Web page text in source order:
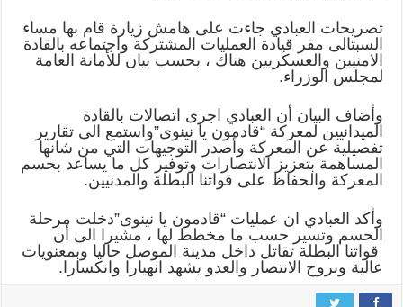
تصريحات العبادي جاءت على هامش زيارة قام بها مساء
السبتالى مقر قيادة العمليات المشتركة واجتماعه بالقادة
الامنيين والعسكريين هناك ، بحسب بيان للأمانة العامة
لمجلس الوزراء.
وأضاف البيان أن العبادي اجرى اتصالات بالقادة
الميدانيين لمعركة “قادمون يا نينوى”واستمع الى تقارير
تفصيلية عن المعركة وأصدر التوجيهات التي من شانها
المساهمة بتعزيز الانتصارات وتوفير كل ما يساعد بحسم
المعركة والحفاظ على قواتنا البطلة والمدنيين.
وأكد العبادي ان عمليات “قادمون يا نينوى”دخلت مرحلة
الحسم وتسير حسب ما مخطط لها ، مشيرا الى أن
قواتنا البطلة تقاتل داخل مدينة الموصل حاليا وبمعنويات
عالية وبروح الانتصار والعدو يشهد انهيارا وانكسارا.